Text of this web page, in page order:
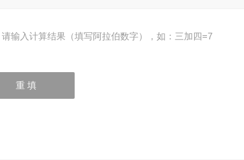
请输入计算结果（填写阿拉伯数字），如：三加四=7